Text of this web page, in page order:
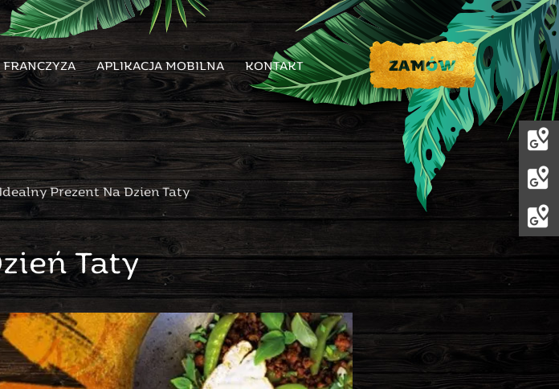
FRANCZYZA APLIKACJA MOBILNA KONTAKT
Prezent Na Dzien Taty
Taty